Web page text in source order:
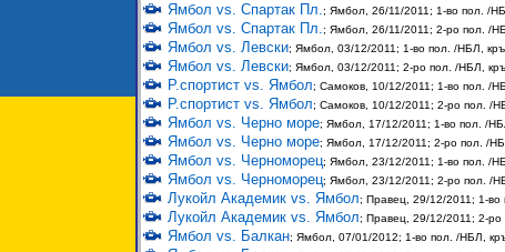
Ямбол vs. Спартак Пл.; Ямбол, 26/11/2011; 1-во пол. /
Ямбол vs. Спартак Пл.; Ямбол, 26/11/2011; 2-ро пол. /
Ямбол vs. Левски; Ямбол, 03/12/2011; 1-во пол. /НБЛ,
Ямбол vs. Левски; Ямбол, 03/12/2011; 2-ро пол. /НБЛ,
Р.спортист vs. Ямбол; Самоков, 10/12/2011; 1-во пол. /
Р.спортист vs. Ямбол; Самоков, 10/12/2011; 2-ро пол. /
Ямбол vs. Черно море; Ямбол, 17/12/2011; 1-во пол. /
Ямбол vs. Черно море; Ямбол, 17/12/2011; 2-ро пол. /
Ямбол vs. Черноморец; Ямбол, 23/12/2011; 1-во пол. /
Ямбол vs. Черноморец; Ямбол, 23/12/2011; 2-ро пол. /
Лукойл Академик vs. Ямбол; Правец, 29/12/2011; 1-во
Лукойл Академик vs. Ямбол; Правец, 29/12/2011; 2-
Ямбол vs. Балкан; Ямбол, 07/01/2012; 1-во пол. /НБЛ,